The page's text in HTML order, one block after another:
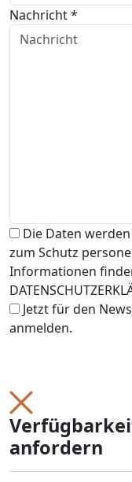
Nachricht *
Die Daten
zum Schutz
Informationen
Jetzt für den
anmelden.
anfordern